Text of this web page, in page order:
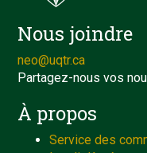
Nous joindre
neo@uqtr.ca
Partagez-nous vos
À propos
Service des